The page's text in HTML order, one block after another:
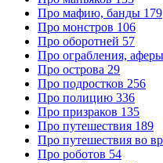
Про мафию, банды 179
Про монстров 106
Про оборотней 57
Про ограбления,
Про острова 29
Про подростков 256
Про полицию 336
Про призраков 135
Про путешествия 189
Про путешествия во
Про роботов 54